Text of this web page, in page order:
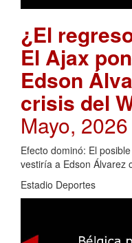
¿El
El Ajax
Edson
crisis del
Mayo,
Efecto dominó: El
vestiría a Edson Álvarez
Estadio Deportes